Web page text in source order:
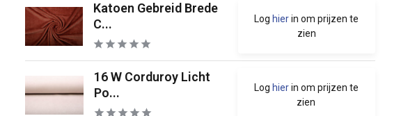
Katoen Gebreid Brede
C...
Log hierin om prijzen te
zien
16 W Corduroy Licht
Po...
Log hierin om prijzen te
zien